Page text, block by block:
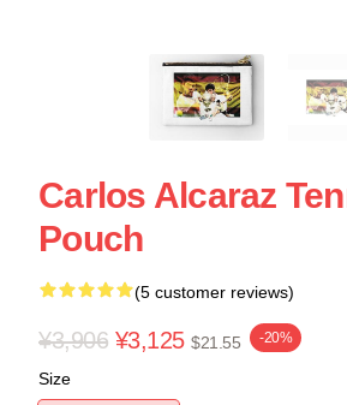
Carlos Alcaraz
Pouch
(5 customer reviews)
¥3,906 ¥3,125 $21.55 -20%
Size